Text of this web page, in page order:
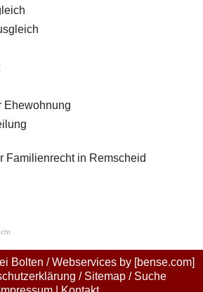
Ehewohnung
Familienrecht in Remscheid
Bolten / Webservices by [bense.com]
/ Sitemap/ Suche